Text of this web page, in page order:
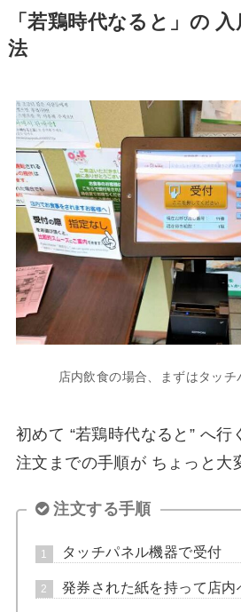
「若鶏時代なると」の
法
店内飲食の場合、まずはタッ
初めて “若鶏時代なると” へ行
注文までの手順が ちょっと大
注文する手順
タッチパネル機器で受付
発券された紙を持って店内